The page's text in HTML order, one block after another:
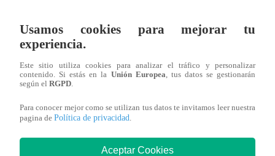
Usamos cookies para mejorar tu
experiencia.
Este sitio utiliza cookies para analizar el tráfico y personalizar
contenido. Si estás en la Unión Europea , tus datos se gestionarán
según el RGPD
Para conocer mejor como se utilizan tus datos te invitamos leer nuestra
pagina de Política de privacidad
Aceptar Cookies